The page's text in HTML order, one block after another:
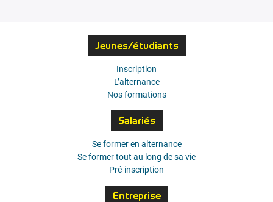
Jeunes/étudiants
Inscription
L’alternance
Nos formations
Salariés
Se former en alternance
Se former tout au long de sa vie
Pré-inscription
Entreprise